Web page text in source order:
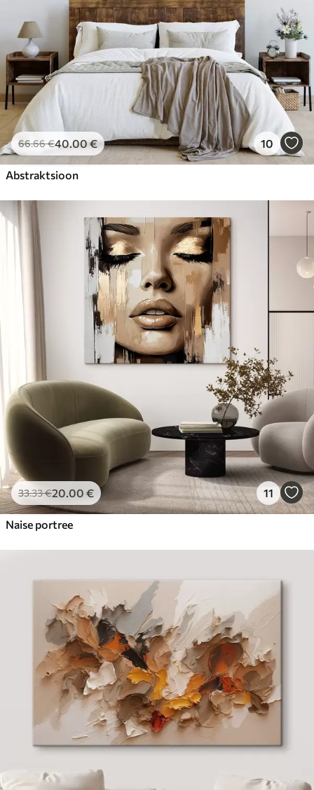
66.66€40.00€ 10
Abstraktsioon
33.33€20.00 € 11
Naise portree